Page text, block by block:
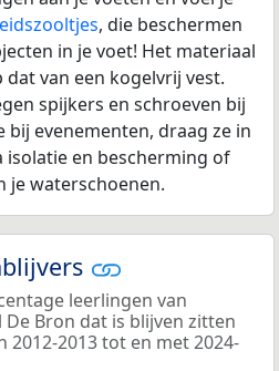
, die beschermen
in je voet! Het materiaal
van een kogelvrij vest.
spijkers en schroeven bij
bij evenementen, draag ze in
isolatie en bescherming of
je waterschoenen.
leerlingen van
Bron dat is blijven zitten
2012-2013 tot en met 2024-